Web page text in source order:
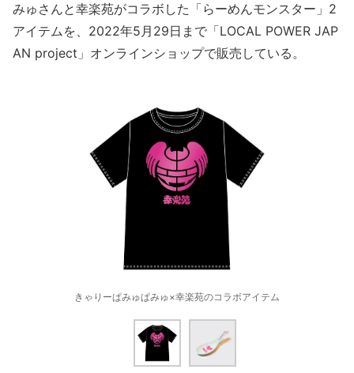
みゅさんと幸楽苑がコラボした「らーめんモンスター」2
アイテムを、2022年5月29日まで「LOCAL POWER JAP
AN project」オンラインショップで販売している。
きゃりーぱみゅぱみゅ×幸楽苑のコラボアイテム